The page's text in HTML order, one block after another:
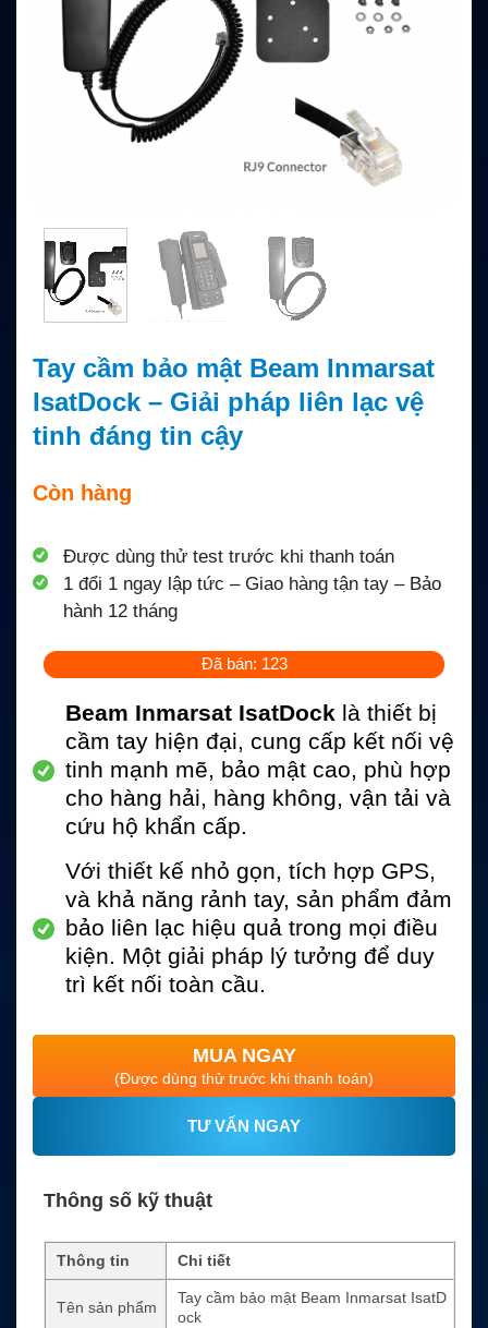
Tay cầm bảo mật Beam Inmarsat
IsatDock – Giải pháp liên lạc vệ
tinh đáng tin cậy
Còn hàng
Được dùng thử test trước khi thanh toán
1 đổi 1 ngay lập tức – Giao hàng tận tay – Bảo
hành 12 tháng
Đã bán: 123
Beam Inmarsat IsatDock là thiết bị
cầm tay hiện đại, cung cấp kết nối vệ
tinh mạnh mẽ, bảo mật cao, phù hợp
cho hàng hải, hàng không, vận tải và
cứu hộ khẩn cấp.
Với thiết kế nhỏ gọn, tích hợp GPS,
và khả năng rảnh tay, sản phẩm đảm
bảo liên lạc hiệu quả trong mọi điều
kiện. Một giải pháp lý tưởng để duy
trì kết nối toàn cầu.
MUA NGAY
(Được dùng thử trước khi thanh toán)
TƯ VẤN NGAY
Thông số kỹ thuật
Thông tin Chi tiết
Tên sản phẩm
Tay cầm bảo mật Beam Inmarsat IsatD
ock